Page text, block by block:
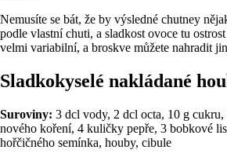
Nemusíte se bát, že by výsledné chutney
podle vlastní chuti, a sladkost ovoce tu
velmi variabilní, a broskve můžete nahradit
Sladkokyselé nakládané
Suroviny: 3 dcl vody, 2 dcl octa, 10 g
nového koření, 4 kuličky pepře, 3 bobkové
hořčičného semínka, houby, cibule